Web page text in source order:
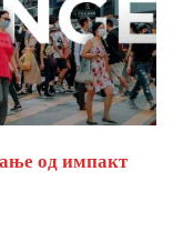
од импакт